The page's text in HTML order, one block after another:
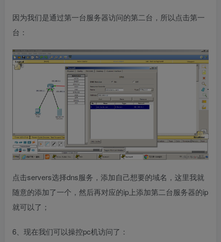
因为我们是通过第一台服务器访问的第二台，所以点击第一
台：
点击servers选择dns服务，添加自己想要的域名，这里我就
随意的添加了一个，然后再对应的ip上添加第二台服务器的ip
就可以了；
6、现在我们可以操控pc机访问了：